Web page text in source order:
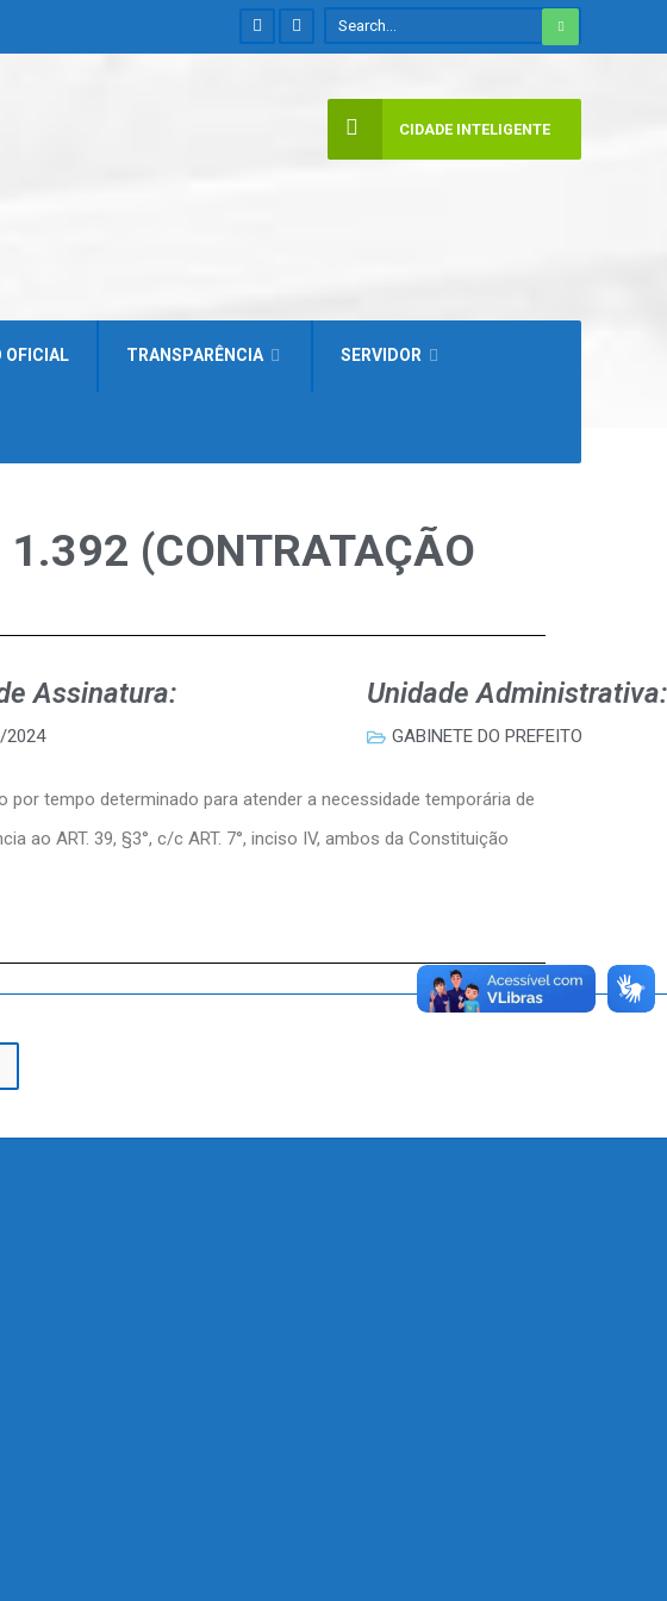
OFICIAL TRANSPARÊNCIA SERVIDOR
CIDADE INTELIGENTE
(CONTRATAÇÃO
Assinatura:
2024
Unidade Administrativa:
GABINETE DO PREFEITO
por tempo determinado para atender a necessidade temporária de
ao ART. 39, §3°, c/c ART. 7°, inciso IV, ambos da Constituição